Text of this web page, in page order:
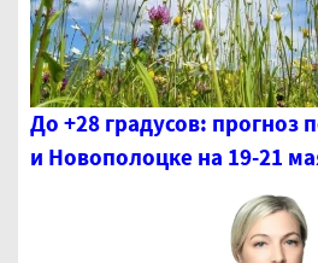
До +28 градусов: прогноз
и Новополоцке на 19-21